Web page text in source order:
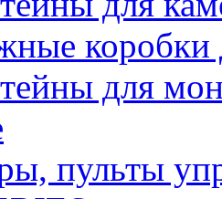
коробки
для
пульты